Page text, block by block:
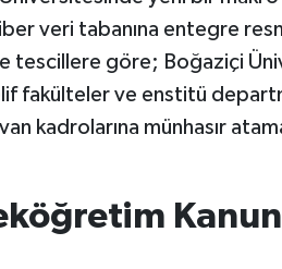
veri tabanına entegre
tescillere göre; Boğaziçi
fakülteler ve enstitü
kadrolarına münhasır